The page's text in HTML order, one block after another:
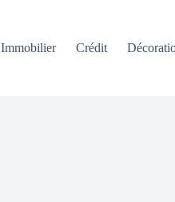
Immobilier Crédit